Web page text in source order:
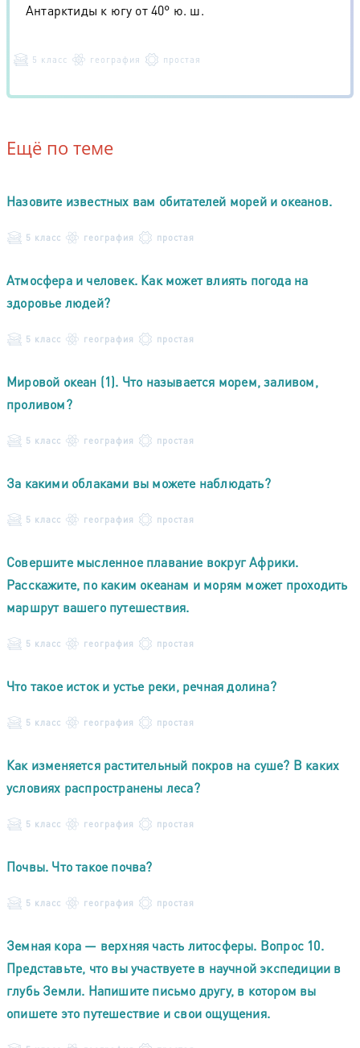
Антарктиды к югу от 40° ю. ш.
5 класс география простая
Ещё по теме
Назовите известных вам обитателей морей и океанов.
5 класс география простая
Атмосфера и человек. Как может влиять погода на
здоровье людей?
5 класс география простая
Мировой океан (1). Что называется морем, заливом,
проливом?
5 класс география простая
За какими облаками вы можете наблюдать?
5 класс география простая
Совершите мысленное плавание вокруг Африки.
Расскажите, по каким океанам и морям может проходить
маршрут вашего путешествия.
5 класс география простая
Что такое исток и устье реки, речная долина?
5 класс география простая
Как изменяется растительный покров на суше? В каких
условиях распространены леса?
5 класс география простая
Почвы. Что такое почва?
5 класс география простая
Земная кора — верхняя часть литосферы. Вопрос 10.
Представьте, что вы участвуете в научной экспедиции в
глубь Земли. Напишите письмо другу, в котором вы
опишете это путешествие и свои ощущения.